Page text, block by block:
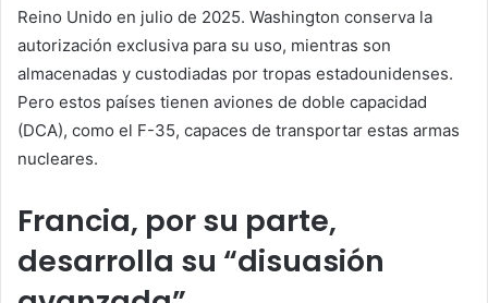
Reino Unido en julio de 2025. Washington conserva la
autorización exclusiva para su uso, mientras son
almacenadas y custodiadas por tropas estadounidenses.
Pero estos países tienen aviones de doble capacidad
(DCA), como el F-35, capaces de transportar estas armas
nucleares.
Francia, por su parte,
desarrolla su “disuasión